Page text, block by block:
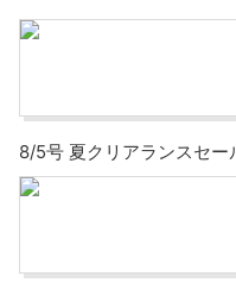
8/5号 夏クリアランスセー